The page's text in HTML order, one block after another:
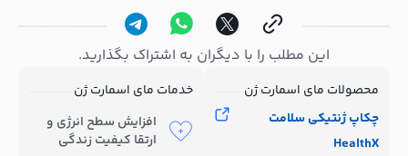
این مطلب را با دیگران به اشتراک بگذارید.
خدمات مای اسمارت ژن
افزایش سطح انرژی و
ارتقا کیفیت زندگی
محصولات مای اسمارت ژن
چکاپ ژنتیکی سلامت
HealthX